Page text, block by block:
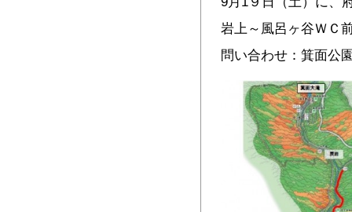
岩上～風呂ヶ谷ＷＣ
問い合わせ：箕面